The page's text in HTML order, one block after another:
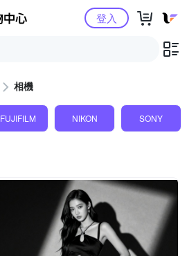
Yahoo購物中心登入
相機
FUJIFILM NIKON SONY